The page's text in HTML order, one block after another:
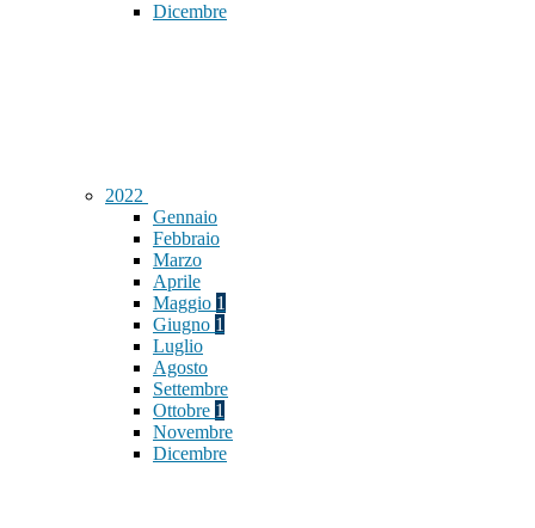
Dicembre
2022
Gennaio
Febbraio
Marzo
Aprile
Maggio 1
Giugno 1
Luglio
Agosto
Settembre
Ottobre 1
Novembre
Dicembre